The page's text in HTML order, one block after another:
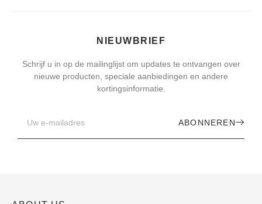
NIEUWBRIEF
Schrijf u in op de mailinglijst om updates te ontvangen over
nieuwe producten, speciale aanbiedingen en andere
kortingsinformatie.
ABONNEREN